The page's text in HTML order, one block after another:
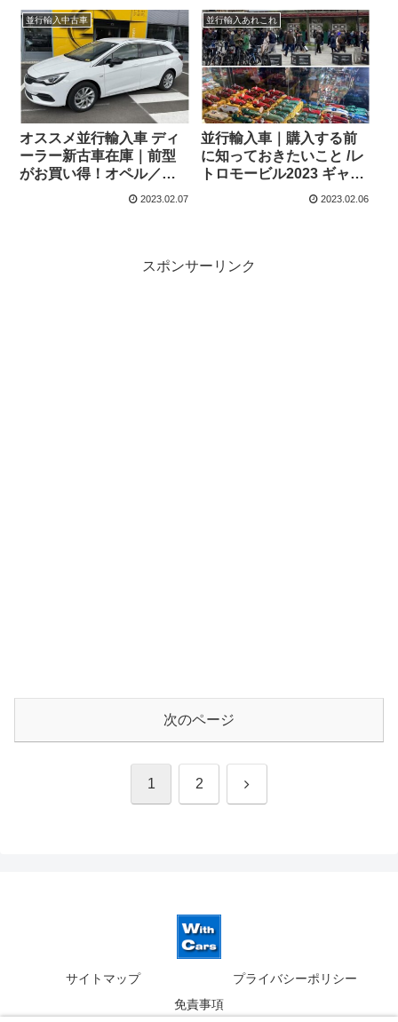
左ハンドル
ドル
並行輸入中古車
オススメ並行輸入車 ディ
ーラー新古車在庫｜前型
がお買い得！オペル／ボ
クスホール アストラ スポ
2023.02.07
並行輸入あれこれ
並行輸入車｜購入する前
に知っておきたいこと /レ
トロモービル2023 ギャラ
2023.02.06
スポンサーリンク
次のページ
1 2 次
サイトマップ
プライバシーポリシー
免責事項